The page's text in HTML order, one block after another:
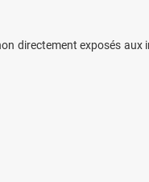
directement exposés aux